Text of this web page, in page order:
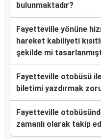
bulunmaktadır?
Fayetteville yönüne
hareket kabiliyeti
şekilde mi
Fayetteville otobüsü
biletimi yazdırmak
Fayetteville
zamanlı olarak takip